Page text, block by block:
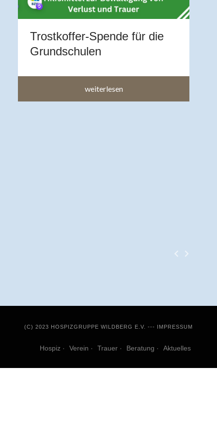
Trostkoffer-Spende für die
Grundschulen
weiterlesen
Hospiz Verein Trauer Beratung Aktuelles
(C) 2023 HOSPIZGRUPPE WILDBERG E.V. --- IMPRESSUM